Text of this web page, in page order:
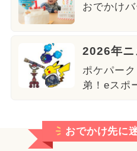
おでかけ
2026年ニ
ポケパー
弟！eスポ
おでかけ先に